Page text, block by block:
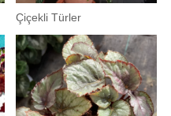
Çiçekli Türler